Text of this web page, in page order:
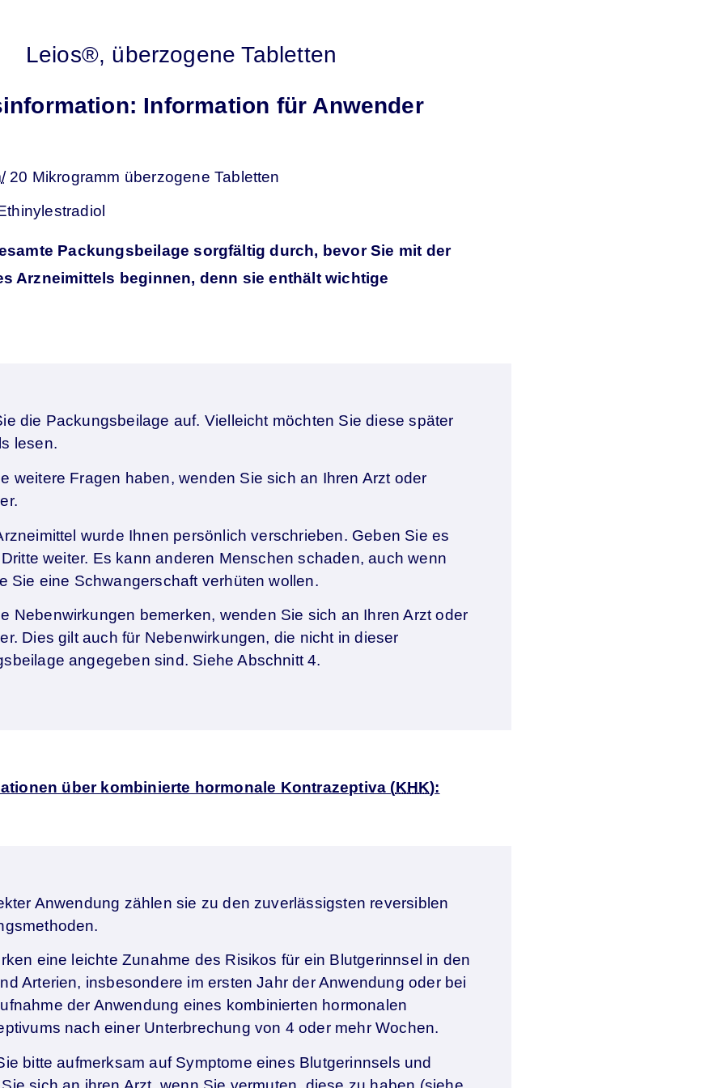
Leios®, überzogene Tabletten
Information für Anwender
/20 Mikrogramm überzogene Tabletten
Packungsbeilage sorgfältig durch, bevor Sie mit der
Arzneimittels beginnen, denn sie enthält wichtige
die Packungsbeilage auf. Vielleicht möchten Sie diese später
lesen.
weitere Fragen haben, wenden Sie sich an Ihren Arzt oder
wurde Ihnen persönlich verschrieben. Geben Sie es
weiter. Es kann anderen Menschen schaden, auch wenn
Sie eine Schwangerschaft verhüten wollen.
Nebenwirkungen bemerken, wenden Sie sich an Ihren Arzt oder
Dies gilt auch für Nebenwirkungen, die nicht in dieser
angegeben sind. Siehe Abschnitt 4.
über kombinierte hormonale Kontrazeptiva (KHK):
Anwendung zählen sie zu den zuverlässigsten reversiblen
eine leichte Zunahme des Risikos für ein Blutgerinnsel in den
Arterien, insbesondere im ersten Jahr der Anwendung oder bei
der Anwendung eines kombinierten hormonalen
nach einer Unterbrechung von 4 oder mehr Wochen.
bitte aufmerksam auf Symptome eines Blutgerinnsels und